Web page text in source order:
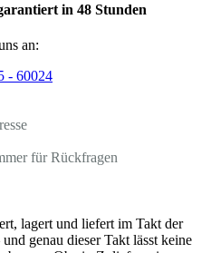
in 48 Stunden
an:
- 60024
für Rückfragen
lagert und liefert im Takt der
genau dieser Takt lässt keine